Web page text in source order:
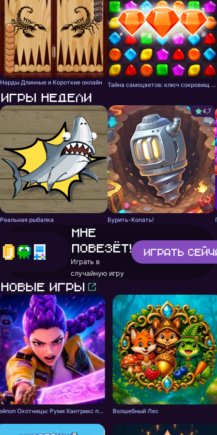
Нарды Длинные и Короткие онлайн Тайна самоцветов: ключ сокровищ - три в ряд
Игры недели
Реальная рыбалка
4,7
Бурить-Копать!
Мне
повезёт!
Играть в
случайную игру
Играть
Новые игры
Кейпоп Охотницы: Руми Хантрикс против Демонов Волшебный Лес